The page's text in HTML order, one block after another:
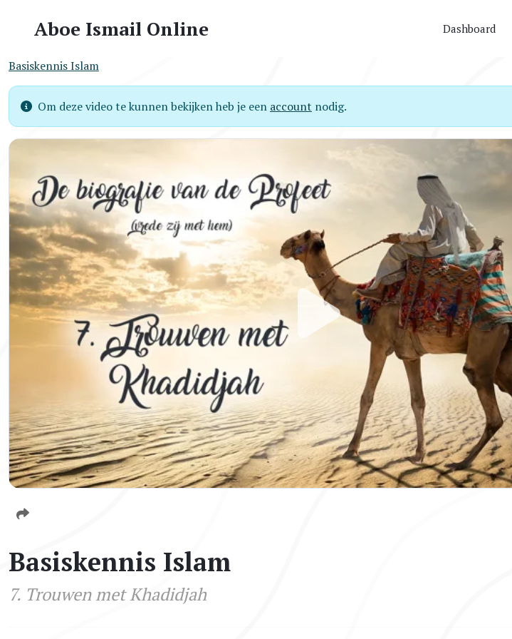
Aboe Ismail Online Dashboard
Basiskennis Islam
Om deze video te kunnen bekijken heb je een account nodig.
Basiskennis Islam
7. Trouwen met Khadidjah